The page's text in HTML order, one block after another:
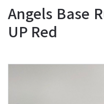
Angels Base
UP Red